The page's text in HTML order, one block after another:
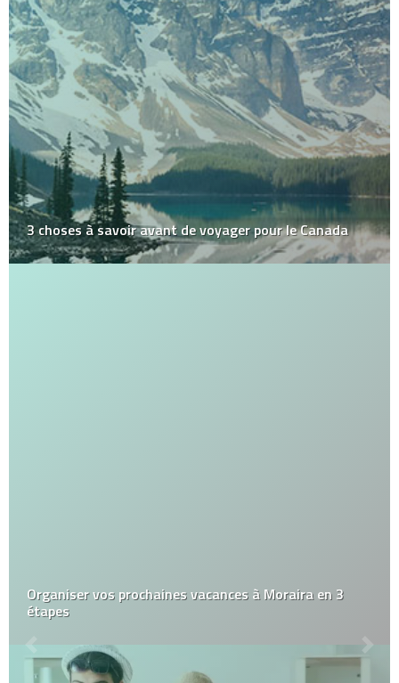
3 choses à savoir avant de voyager pour le Canada
Organiser vos prochaines vacances à Moraira en 3
étapes